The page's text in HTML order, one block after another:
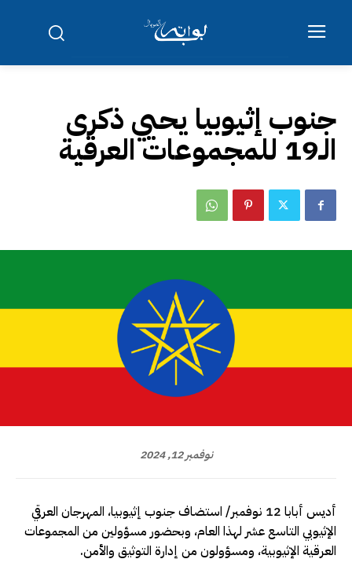
جنوب إثيوبيا يحيي ذكرى
الـ19 للمجموعات العرقية
نوفمبر 12, 2024
أديس أبابا 12 نوفمبر/ استضاف جنوب إثيوبيا، المهرجان العرقي
الإثيوبي التاسع عشر لهذا العام، وبحضور مسؤولين من المجموعات
العرقية الإثيوبية، ومسؤولون من إدارة التوثيق والأمن.